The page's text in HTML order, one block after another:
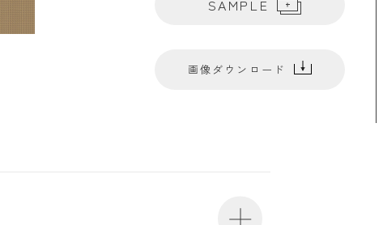
SAMPLE
画像ダウンロード